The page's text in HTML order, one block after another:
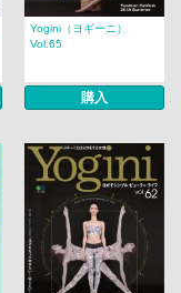
Yogini（ヨギーニ）
Vol.65
購入